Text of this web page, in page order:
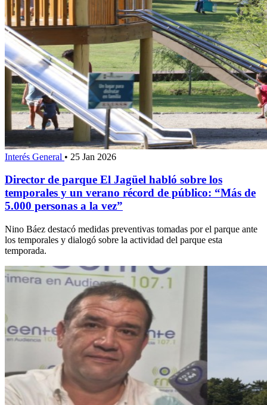
Interés General • 25 Jan 2026
Director de parque El Jagüel habló sobre los
temporales y un verano récord de público: “Más de
5.000 personas a la vez”
Nino Báez destacó medidas preventivas tomadas por el parque ante
los temporales y dialogó sobre la actividad del parque esta
temporada.